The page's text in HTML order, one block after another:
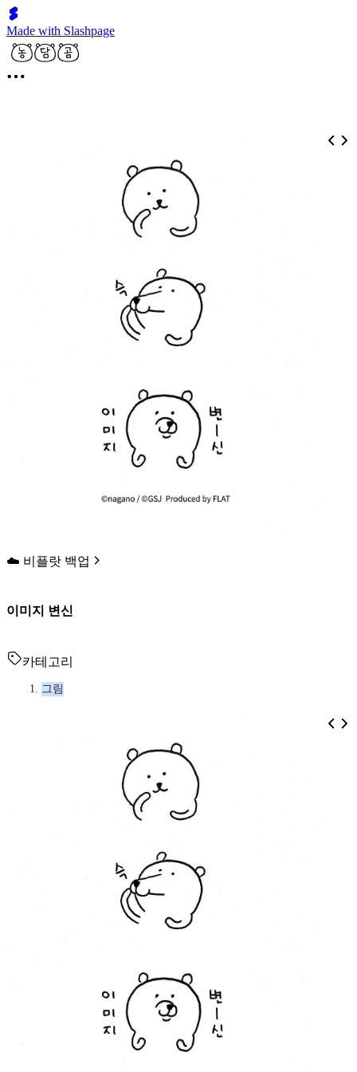
Made with Slashpage
☁️ 비플랏 백업
이미지 변신
카테고리
그림